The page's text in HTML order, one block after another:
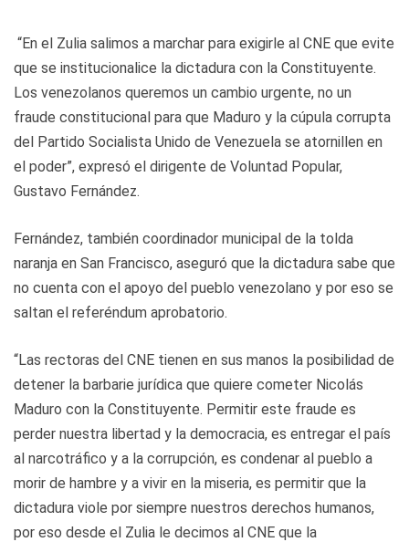
“En el Zulia salimos a marchar para exigirle al CNE que evite
que se institucionalice la dictadura con la Constituyente.
Los venezolanos queremos un cambio urgente, no un
fraude constitucional para que Maduro y la cúpula corrupta
del Partido Socialista Unido de Venezuela se atornillen en
el poder”, expresó el dirigente de Voluntad Popular,
Gustavo Fernández.
Fernández, también coordinador municipal de la tolda
naranja en San Francisco, aseguró que la dictadura sabe que
no cuenta con el apoyo del pueblo venezolano y por eso se
saltan el referéndum aprobatorio.
“Las rectoras del CNE tienen en sus manos la posibilidad de
detener la barbarie jurídica que quiere cometer Nicolás
Maduro con la Constituyente. Permitir este fraude es
perder nuestra libertad y la democracia, es entregar el país
al narcotráfico y a la corrupción, es condenar al pueblo a
morir de hambre y a vivir en la miseria, es permitir que la
dictadura viole por siempre nuestros derechos humanos,
por eso desde el Zulia le decimos al CNE que la